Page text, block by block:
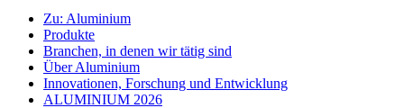
Zu: Aluminium
Produkte
Branchen, in denen wir tätig sind
Über Aluminium
Innovationen, Forschung und Entwicklung
ALUMINIUM 2026